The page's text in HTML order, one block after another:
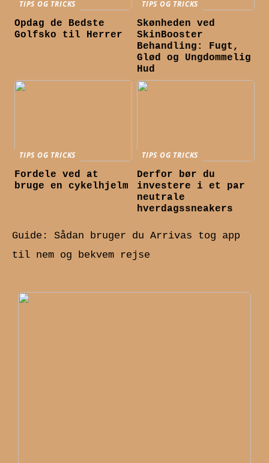
TIPS OG TRICKS
Opdag de Bedste
Golfsko til Herrer
TIPS OG TRICKS
Skønheden ved
SkinBooster
Behandling: Fugt,
Glød og Ungdommelig
Hud
TIPS OG TRICKS
Fordele ved at
bruge en cykelhjelm
TIPS OG TRICKS
Derfor bør du
investere i et par
neutrale
hverdagssneakers
Guide: Sådan bruger du Arrivas tog app
til nem og bekvem rejse